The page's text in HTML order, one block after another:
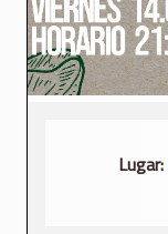
Lugar: